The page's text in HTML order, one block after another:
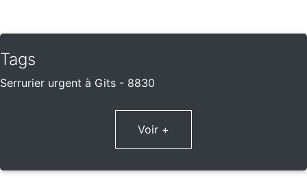
Tags
Serrurier urgent à Gits - 8830
Voir +